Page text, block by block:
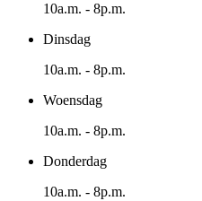
10a.m. - 8p.m.
Dinsdag
10a.m. - 8p.m.
Woensdag
10a.m. - 8p.m.
Donderdag
10a.m. - 8p.m.